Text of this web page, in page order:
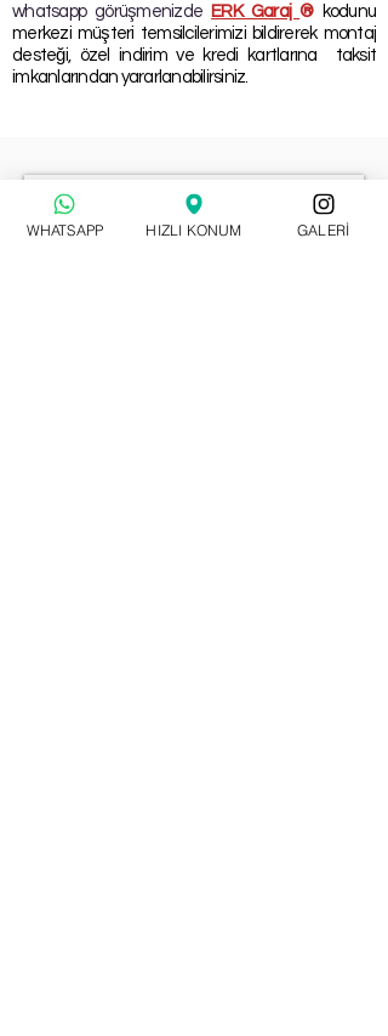
whatsapp görüşmenizde ERK Garaj® kodunu
merkezi müşteri temsilcilerimizi bildirerek montaj
desteği, özel indirim ve kredi kartlarına taksit
imkanlarından yararlanabilirsiniz.
WHATSAPP HIZLI KONUM GALERİ